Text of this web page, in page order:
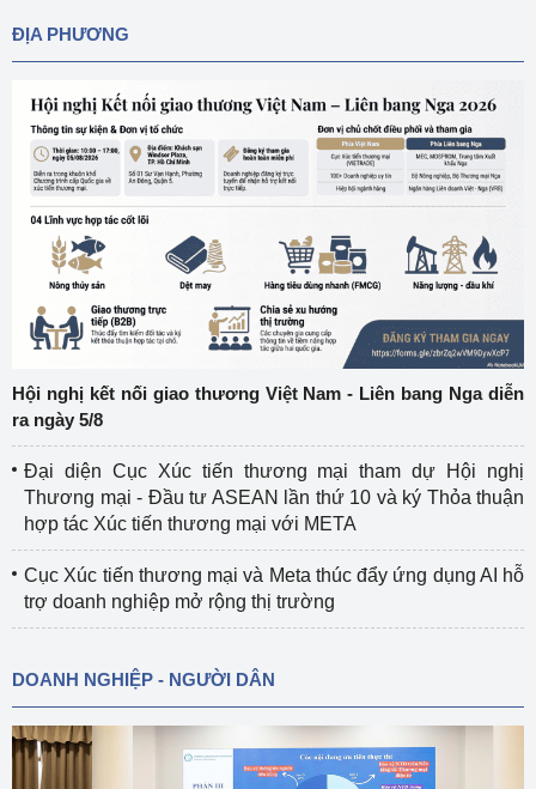
ĐỊA PHƯƠNG
Hội nghị kết nối giao thương Việt Nam - Liên bang Nga diễn
ra ngày 5/8
Đại diện Cục Xúc tiến thương mại tham dự Hội nghị
Thương mại - Đầu tư ASEAN lần thứ 10 và ký Thỏa thuận
hợp tác Xúc tiến thương mại với META
Cục Xúc tiến thương mại và Meta thúc đẩy ứng dụng AI hỗ
trợ doanh nghiệp mở rộng thị trường
DOANH NGHIỆP - NGƯỜI DÂN